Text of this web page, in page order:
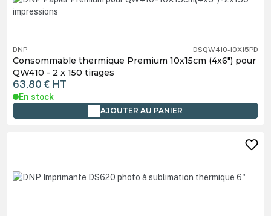
DNP DSQW410-10X15PD
Consommable thermique Premium 10x15cm (4x6") pour
QW410 - 2 x 150 tirages
63,80 € HT
En stock
AJOUTER AU PANIER